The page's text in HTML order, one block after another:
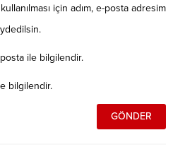
için adım, e-posta adresim
ile bilgilendir.
bilgilendir.